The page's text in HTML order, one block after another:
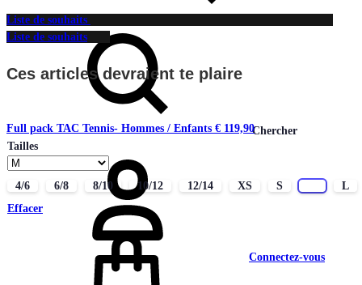
Chercher
Connectez-vous
Liste de souhaits
Liste de souhaits
Ces articles devraient te plaire
Full pack TAC Tennis- Hommes / Enfants € 119,90
Tailles
4/6 6/8 8/10 10/12 12/14 XS S
L
Effacer